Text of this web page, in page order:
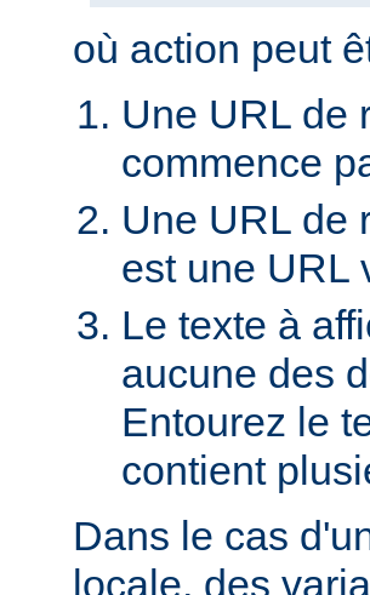
où action peut
Une URL de
commence
Une URL de
est une URL
Le texte à
aucune des
Entourez le
contient
Dans le cas
locale, des